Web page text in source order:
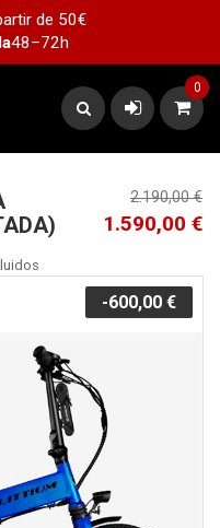
de 50€
48–72h
0
2.190,00 €
1.590,00 €
-600,00 €